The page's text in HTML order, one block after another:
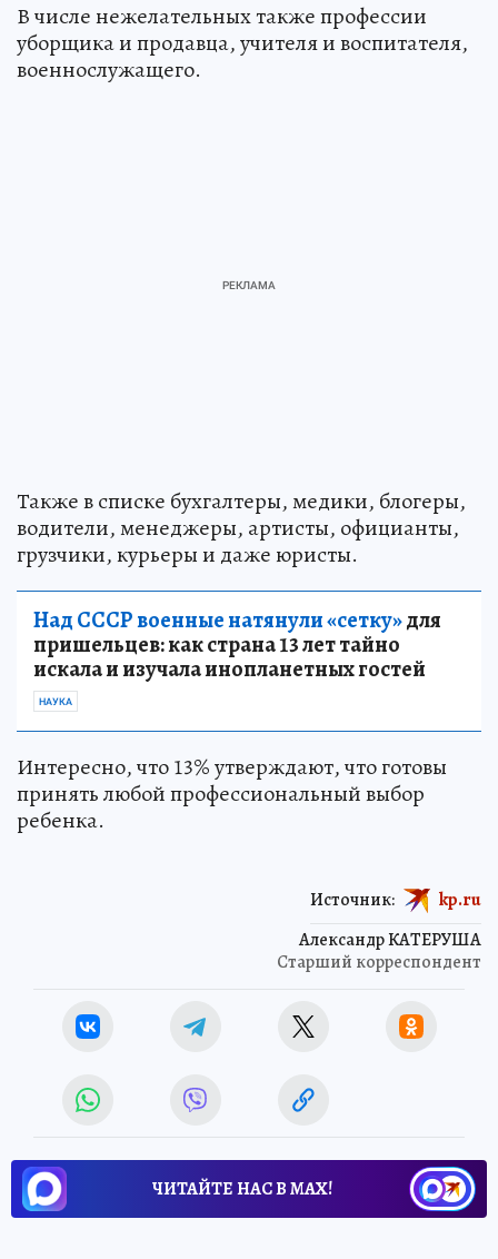
В числе нежелательных также профессии
уборщика и продавца, учителя и воспитателя,
военнослужащего.
Также в списке бухгалтеры, медики, блогеры,
водители, менеджеры, артисты, официанты,
грузчики, курьеры и даже юристы.
Над СССР военные натянули «сетку»для
пришельцев: как страна 13 лет тайно
искала и изучала инопланетных гостей
НАУКА
Интересно, что 13% утверждают, что готовы
принять любой профессиональный выбор
ребенка.
Александр КАТЕРУША
Старший корреспондент
Источник: kp.ru
ЧИТАЙТЕ НАС В МАХ!